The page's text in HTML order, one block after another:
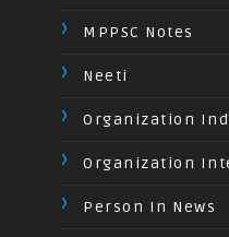
MPPSC Notes
Neeti
Organization
Organization
Person In News